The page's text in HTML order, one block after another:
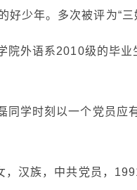
少年。多次被评为“三
院外语系2010级的毕
同学时刻以一个党员应
汉族，中共党员，